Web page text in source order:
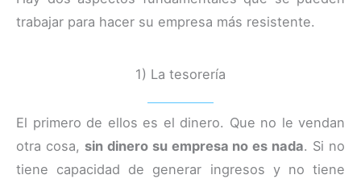
trabajar para hacer su empresa más resistente.
1) La tesorería
El primero de ellos es el dinero. Que no le vendan
otra cosa, sin dinero su empresa no es nada. Si no
tiene capacidad de generar ingresos y no tiene